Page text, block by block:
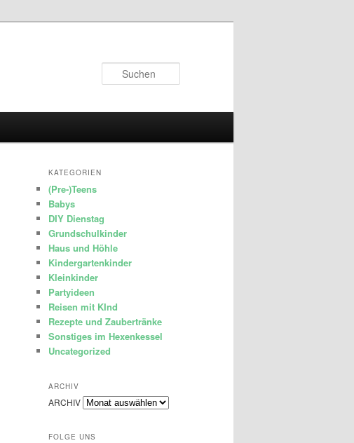
KATEGORIEN
(Pre-)Teens
Babys
DIY Dienstag
Grundschulkinder
Haus und Höhle
Kindergartenkinder
Kleinkinder
Partyideen
Reisen mit KInd
Rezepte und Zaubertränke
Sonstiges im Hexenkessel
Uncategorized
ARCHIV
ARCHIV
FOLGE UNS